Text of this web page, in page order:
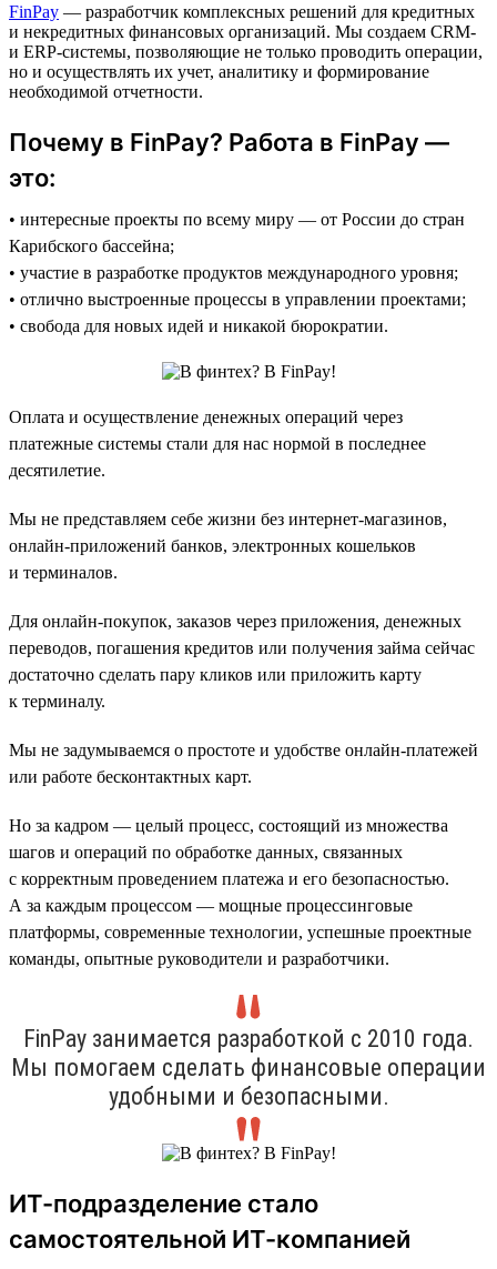
FinPay — разработчик комплексных решений для кредитных
и некредитных финансовых организаций. Мы создаем CRM-
и ERP-системы, позволяющие не только проводить операции,
но и осуществлять их учет, аналитику и формирование
необходимой отчетности.
Почему в FinPay? Работа в FinPay —
это:
• интересные проекты по всему миру — от России до стран
Карибского бассейна;
• участие в разработке продуктов международного уровня;
• отлично выстроенные процессы в управлении проектами;
• свобода для новых идей и никакой бюрократии.
Оплата и осуществление денежных операций через
платежные системы стали для нас нормой в последнее
десятилетие.
Мы не представляем себе жизни без интернет-магазинов,
онлайн-приложений банков, электронных кошельков
и терминалов.
Для онлайн-покупок, заказов через приложения, денежных
переводов, погашения кредитов или получения займа сейчас
достаточно сделать пару кликов или приложить карту
к терминалу.
Мы не задумываемся о простоте и удобстве онлайн-платежей
или работе бесконтактных карт.
Но за кадром — целый процесс, состоящий из множества
шагов и операций по обработке данных, связанных
с корректным проведением платежа и его безопасностью.
А за каждым процессом — мощные процессинговые
платформы, современные технологии, успешные проектные
команды, опытные руководители и разработчики.
FinPay занимается разработкой с 2010 года.
Мы помогаем сделать финансовые операции
удобными и безопасными.
ИТ-подразделение стало
самостоятельной ИТ-компанией